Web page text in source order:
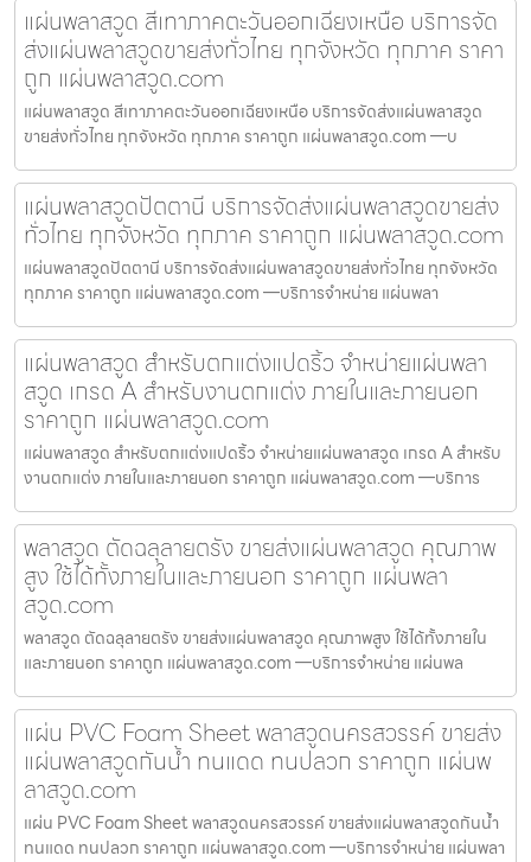
แผ่นพลาสวูด สีเทาภาคตะวันออกเฉียงเหนือ บริการจัด
ส่งแผ่นพลาสวูดขายส่งทั่วไทย ทุกจังหวัด ทุกภาค ราคา
ถูก แผ่นพลาสวูด.com
แผ่นพลาสวูด สีเทาภาคตะวันออกเฉียงเหนือ บริการจัดส่งแผ่นพลาสวูด
ขายส่งทั่วไทย ทุกจังหวัด ทุกภาค ราคาถูก แผ่นพลาสวูด.com —บ
แผ่นพลาสวูดปัตตานี บริการจัดส่งแผ่นพลาสวูดขายส่ง
ทั่วไทย ทุกจังหวัด ทุกภาค ราคาถูก แผ่นพลาสวูด.com
แผ่นพลาสวูดปัตตานี บริการจัดส่งแผ่นพลาสวูดขายส่งทั่วไทย ทุกจังหวัด
ทุกภาค ราคาถูก แผ่นพลาสวูด.com —บริการจำหน่าย แผ่นพลา
แผ่นพลาสวูด สำหรับตกแต่งแปดริ้ว จำหน่ายแผ่นพลา
สวูด เกรด A สำหรับงานตกแต่ง ภายในและภายนอก
ราคาถูก แผ่นพลาสวูด.com
แผ่นพลาสวูด สำหรับตกแต่งแปดริ้ว จำหน่ายแผ่นพลาสวูด เกรด A สำหรับ
งานตกแต่ง ภายในและภายนอก ราคาถูก แผ่นพลาสวูด.com —บริการ
พลาสวูด ตัดฉลุลายตรัง ขายส่งแผ่นพลาสวูด คุณภาพ
สูง ใช้ได้ทั้งภายในและภายนอก ราคาถูก แผ่นพลา
สวูด.com
พลาสวูด ตัดฉลุลายตรัง ขายส่งแผ่นพลาสวูด คุณภาพสูง ใช้ได้ทั้งภายใน
และภายนอก ราคาถูก แผ่นพลาสวูด.com —บริการจำหน่าย แผ่นพล
แผ่น PVC Foam Sheet พลาสวูดนครสวรรค์ ขายส่ง
แผ่นพลาสวูดกันน้ำ ทนแดด ทนปลวก ราคาถูก แผ่นพ
ลาสวูด.com
แผ่น PVC Foam Sheet พลาสวูดนครสวรรค์ ขายส่งแผ่นพลาสวูดกันน้ำ
ทนแดด ทนปลวก ราคาถูก แผ่นพลาสวูด.com —บริการจำหน่าย แผ่นพลา